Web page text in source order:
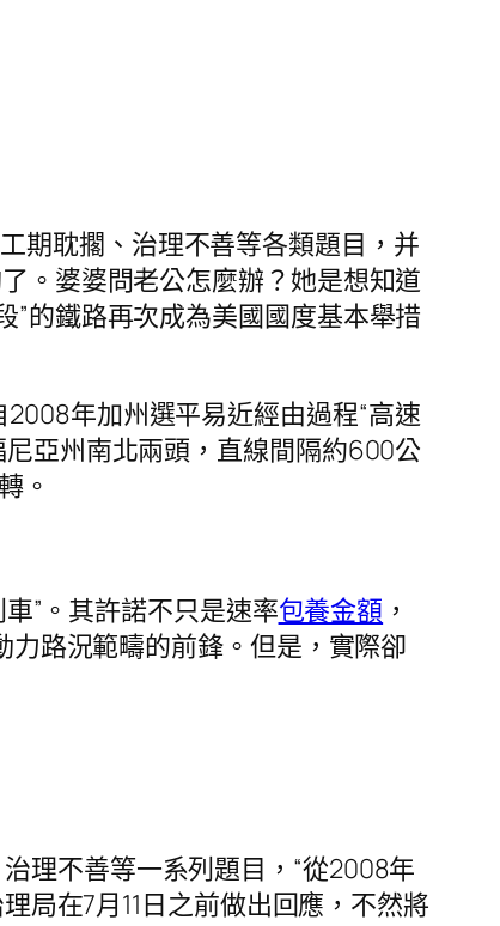
期耽擱、治理不善等各類題目，并
。婆婆問老公怎麼辦？她是想知道
的鐵路再次成為美國國度基本舉措
年加州選平易近經由過程“高速
亞州南北兩頭，直線間隔約600公
。
”。其許諾不只是速率包養金額 ，
路況範疇的前鋒。但是，實際卻
理不善等一系列題目，“從2008年
局在7月11日之前做出回應，不然將